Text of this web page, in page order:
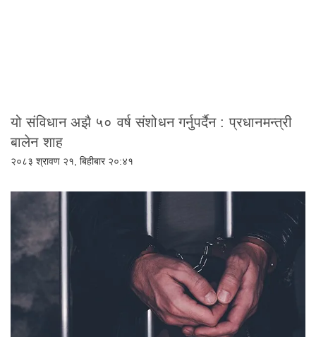
यो संविधान अझै ५० वर्ष संशोधन गर्नुपर्दैन : प्रधानमन्त्री
बालेन शाह
२०८३ श्रावण २१, बिहीबार २०:४१